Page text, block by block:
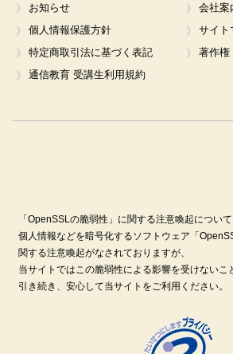
お知らせ
会社案
個人情報保護方針
サイト
特定商取引法に基づく表記
著作権
通信教育 受講生利用規約
「OpenSSLの脆弱性」に関する注意喚起について
個人情報などを暗号化するソフトウェア「
関する注意喚起がなされておりますが、
当サイトではこの脆弱性による影響を受けないこ
引き続き、安心して当サイトをご利用ください。